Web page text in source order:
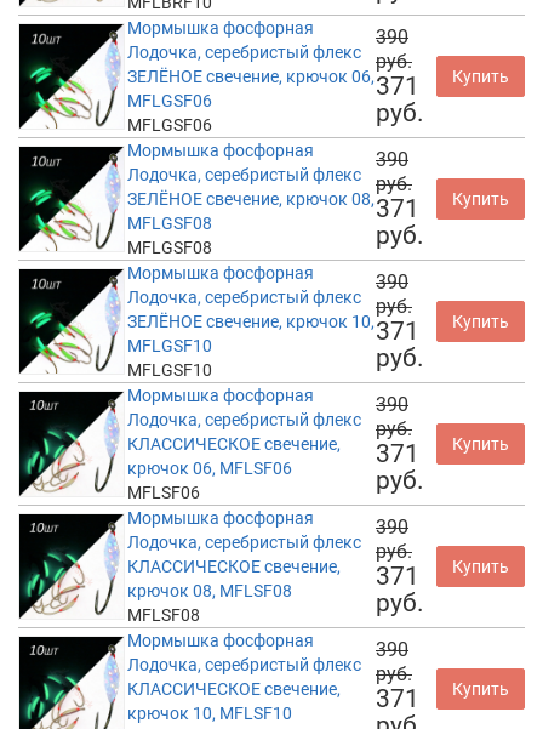
Мормышка фосфорная
Лодочка, серебристый флекс
ЗЕЛЁНОЕ свечение, крючок 06,
MFLGSF06
MFLGSF06
390
руб.
371
руб.
Купить
Мормышка фосфорная
Лодочка, серебристый флекс
ЗЕЛЁНОЕ свечение, крючок 08,
MFLGSF08
MFLGSF08
390
руб.
371
руб.
Купить
Мормышка фосфорная
Лодочка, серебристый флекс
ЗЕЛЁНОЕ свечение, крючок 10,
MFLGSF10
MFLGSF10
390
руб.
371
руб.
Купить
Мормышка фосфорная
Лодочка, серебристый флекс
КЛАССИЧЕСКОЕ свечение,
крючок 06, MFLSF06
MFLSF06
390
руб.
371
руб.
Купить
Мормышка фосфорная
Лодочка, серебристый флекс
КЛАССИЧЕСКОЕ свечение,
крючок 08, MFLSF08
MFLSF08
390
руб.
371
руб.
Купить
Мормышка фосфорная
Лодочка, серебристый флекс
КЛАССИЧЕСКОЕ свечение,
крючок 10, MFLSF10
390
руб.
371
Купить